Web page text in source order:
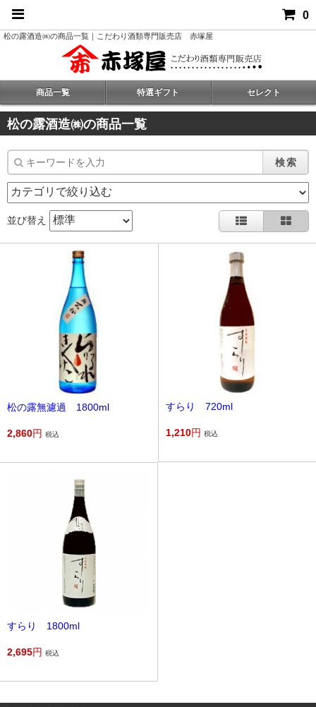
0
松の露酒造㈱の商品一覧｜こだわり酒類専門販売店 赤塚屋
商品一覧 特選ギフト セレクト
松の露酒造㈱の商品一覧
検索
並び替え
松の露無濾過 1800ml
2,860円 税込
すらり 720ml
1,210円 税込
すらり 1800ml
2,695円 税込